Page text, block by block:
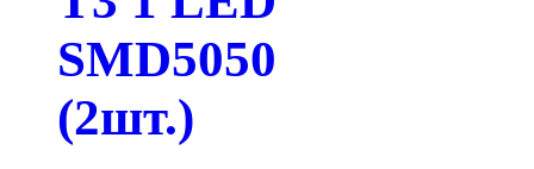
SMD5050
(2шт.)